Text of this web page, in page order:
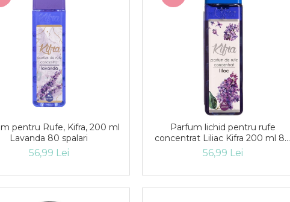
pentru Rufe, Kifra, 200 ml
Lavanda 80 spalari
56,99 Lei
Parfum lichid pentru rufe
concentrat Liliac Kifra 200 ml 80
spalari
56,99 Lei